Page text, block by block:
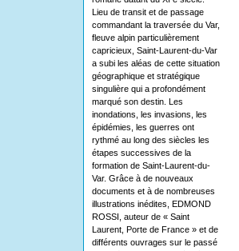
Lieu de transit et de passage
commandant la traversée du Var,
fleuve alpin particulièrement
capricieux, Saint-Laurent-du-Var
a subi les aléas de cette situation
géographique et stratégique
singulière qui a profondément
marqué son destin. Les
inondations, les invasions, les
épidémies, les guerres ont
rythmé au long des siècles les
étapes successives de la
formation de Saint-Laurent-du-
Var. Grâce à de nouveaux
documents et à de nombreuses
illustrations inédites, EDMOND
ROSSI, auteur de « Saint
Laurent, Porte de France » et de
différents ouvrages sur le passé